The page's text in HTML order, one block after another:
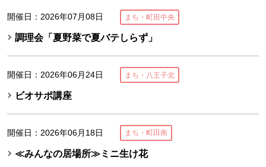
開催日：2026年07月08日 まち・町田中央
調理会「夏野菜で夏バテしらず」
開催日：2026年06月24日 まち・八王子北
ビオサポ講座
開催日：2026年06月18日 まち・町田南
≪みんなの居場所≫ミニ生け花